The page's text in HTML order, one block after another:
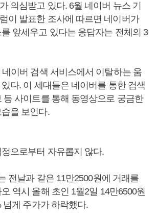
의심받고 있다. 6월 네이버 뉴스 기
이 발표한 조사에 따르면 네이버가
앞세우고 있다는 응답자는 전체의 3
이버 검색 서비스에서 이탈하는 움
다. 이 세대들은 네이버를 통한 검색
등 사이트를 통해 동영상으로 궁금한
을 보인다.
으로부터 자유롭지 않다.
전날과 같은 11만2500원에 거래를
역시 올해 초인 1월2일 14만6500원
넘게 주가가 하락했다.